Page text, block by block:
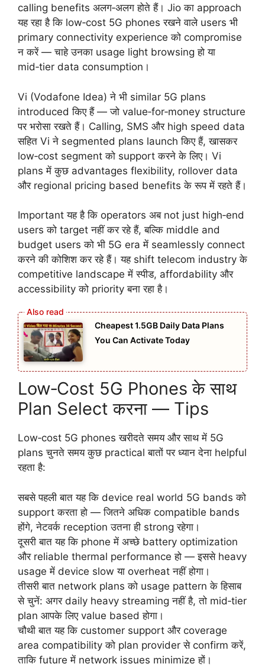
calling benefits अलग‑अलग होते हैं। Jio का approach
यह रहा है कि low‑cost 5G phones रखने वाले users भी
primary connectivity experience को compromise
न करें — चाहे उनका usage light browsing हो या
mid‑tier data consumption।
Vi (Vodafone Idea) ने भी similar 5G plans
introduced किए हैं — जो value‑for‑money structure
पर भरोसा रखते हैं। Calling, SMS और high speed data
सहित Vi ने segmented plans launch किए हैं, खासकर
low‑cost segment को support करने के लिए। Vi
plans में कुछ advantages flexibility, rollover data
और regional pricing based benefits के रूप में रहते हैं।
Important यह है कि operators अब not just high‑end
users को target नहीं कर रहे हैं, बल्कि middle and
budget users को भी 5G era में seamlessly connect
करने की कोशिश कर रहे हैं। यह shift telecom industry के
competitive landscape में स्पीड, affordability और
accessibility को priority बना रहा है।
Cheapest 1.5GB Daily Data Plans
You Can Activate Today
Low‑Cost 5G Phones के साथ
Plan Select करना — Tips
Low‑cost 5G phones खरीदते समय और साथ में 5G
plans चुनते समय कुछ practical बातों पर ध्यान देना helpful
रहता है:
सबसे पहली बात यह कि device real world 5G bands को
support करता हो — जितने अधिक compatible bands
होंगे, नेटवर्क reception उतना ही strong रहेगा।
दूसरी बात यह कि phone में अच्छे battery optimization
और reliable thermal performance हो — इससे heavy
usage में device slow या overheat नहीं होगा।
तीसरी बात network plans को usage pattern के हिसाब
से चुनें: अगर daily heavy streaming नहीं है, तो mid‑tier
plan आपके लिए value based होगा।
चौथी बात यह कि customer support और coverage
area compatibility को plan provider से confirm करें,
ताकि future में network issues minimize हों।